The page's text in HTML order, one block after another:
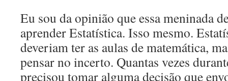
Eu sou da opinião que essa meninada
aprender Estatística. Isso mesmo.
deveriam ter as aulas de matemática,
pensar no incerto. Quantas vezes
precisou tomar alguma decisão que